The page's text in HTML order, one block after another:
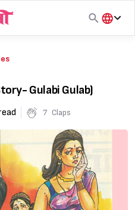
हिंदी
Gulabi Gulab)
7 Claps